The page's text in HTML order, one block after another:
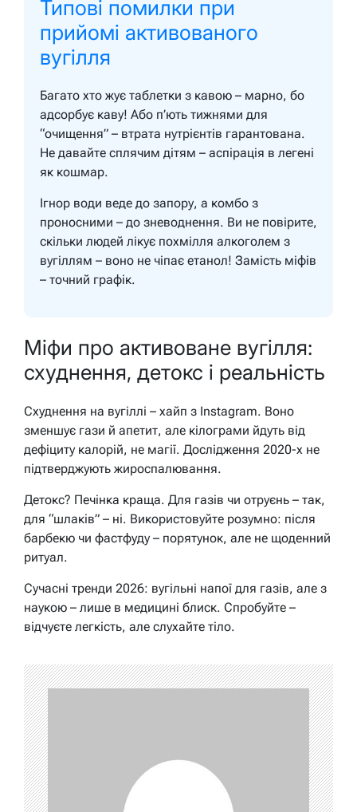
Типові помилки при
прийомі активованого
вугілля
Багато хто жує таблетки з кавою – марно, бо
адсорбує каву! Або п’ють тижнями для
“очищення” – втрата нутрієнтів гарантована.
Не давайте сплячим дітям – аспірація в легені
як кошмар.
Ігнор води веде до запору, а комбо з
проносними – до зневоднення. Ви не повірите,
скільки людей лікує похмілля алкоголем з
вугіллям – воно не чіпає етанол! Замість міфів
– точний графік.
Міфи про активоване вугілля:
схуднення, детокс і реальність
Схуднення на вугіллі – хайп з Instagram. Воно
зменшує гази й апетит, але кілограми йдуть від
дефіциту калорій, не магії. Дослідження 2020-х не
підтверджують жироспалювання.
Детокс? Печінка краща. Для газів чи отруєнь – так,
для “шлаків” – ні. Використовуйте розумно: після
барбекю чи фастфуду – порятунок, але не щоденний
ритуал.
Сучасні тренди 2026: вугільні напої для газів, але з
наукою – лише в медицині блиск. Спробуйте –
відчуєте легкість, але слухайте тіло.